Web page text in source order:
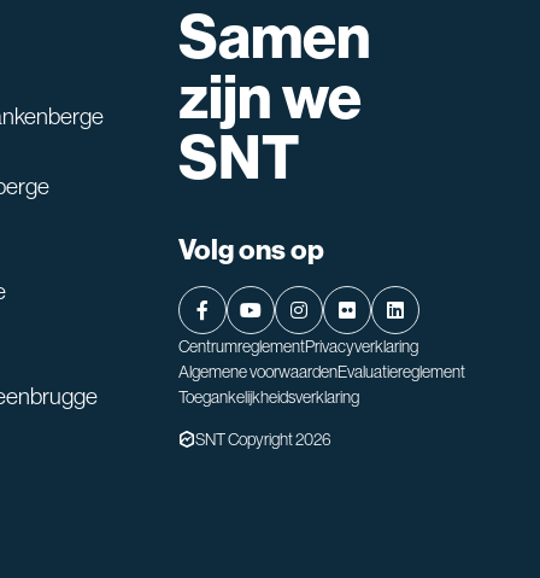
Samen
zijn we
SNT
Volg ons op
CentrumreglementPrivacyverklaring
Algemene voorwaardenEvaluatiereglement
Toegankelijkheidsverklaring
SNT Copyright 2026